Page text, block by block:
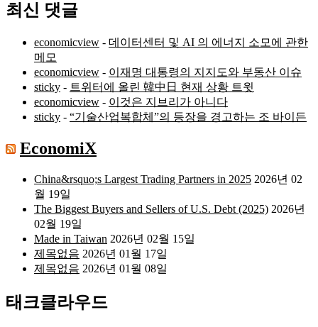
최신 댓글
economicview - 데이터센터 및 AI 의 에너지 소모에 관한
메모
economicview - 이재명 대통령의 지지도와 부동산 이슈
sticky - 트위터에 올린 韓中日 현재 상황 트윗
economicview - 이것은 지브리가 아니다
sticky - “기술산업복합체”의 등장을 경고하는 조 바이든
EconomiX
China&rsquo;s Largest Trading Partners in 2025 2026년 02
월 19일
The Biggest Buyers and Sellers of U.S. Debt (2025) 2026년
02월 19일
Made in Taiwan 2026년 02월 15일
제목없음 2026년 01월 17일
제목없음 2026년 01월 08일
태크클라우드